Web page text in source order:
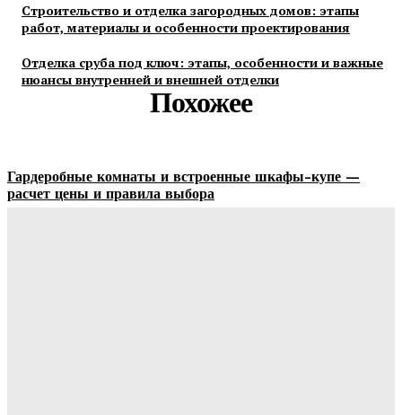
Строительство и отделка загородных домов: этапы
работ, материалы и особенности проектирования
Отделка сруба под ключ: этапы, особенности и важные
нюансы внутренней и внешней отделки
Похожее
Гардеробные комнаты и встроенные шкафы-купе —
расчет цены и правила выбора